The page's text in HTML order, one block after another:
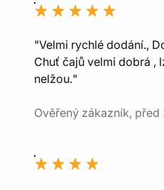
"Velmi rychlé dodání.,
Chuť čajů velmi dobrá ,
nelžou."
Ověřený zákazník, před